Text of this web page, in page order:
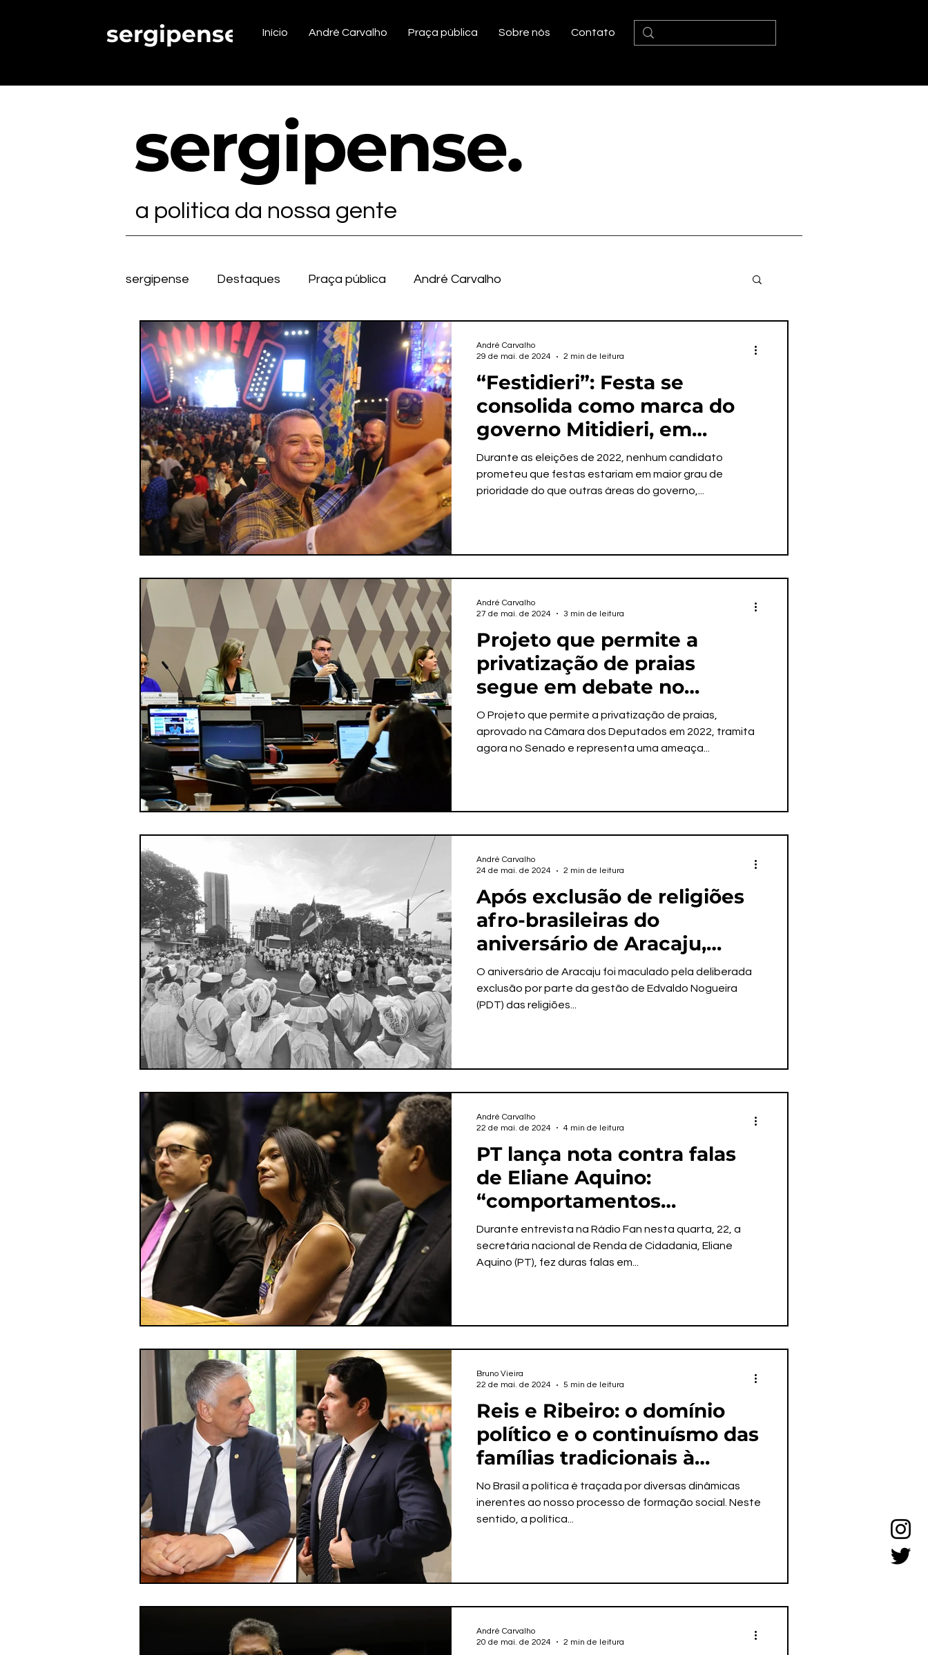
sergipense. Início André Carvalho Praça pública Sobre nós Contato
sergipense.
a politica da nossa gente
sergipense Destaques Praça pública André Carvalho
“Festidieri”: Festa se
consolida como marca do
governo Mitidieri, em
detrimento de educação e
saúde
Durante as eleições de 2022, nenhum candidato
prometeu que festas estariam em maior grau de
prioridade do que outras áreas do governo,...
André Carvalho
29 de mai. de 2024
2 min de leitura
Projeto que permite a
privatização de praias
segue em debate no
Senado Federal
O Projeto que permite a privatização de praias,
aprovado na Câmara dos Deputados em 2022, tramita
agora no Senado e representa uma ameaça...
André Carvalho
27 de mai. de 2024
3 min de leitura
Após exclusão de religiões
afro-brasileiras do
aniversário de Aracaju,
acordo garante celebração
do Dia Mundial da África
O aniversário de Aracaju foi maculado pela deliberada
exclusão por parte da gestão de Edvaldo Nogueira
(PDT) das religiões...
André Carvalho
24 de mai. de 2024
2 min de leitura
PT lança nota contra falas
de Eliane Aquino:
“comportamentos
individualistas e
monárquicos não são e
jamais serão próprios de
Durante entrevista na Rádio Fan nesta quarta, 22, a
secretária nacional de Renda de Cidadania, Eliane
Aquino (PT), fez duras falas em...
André Carvalho
22 de mai. de 2024
4 min de leitura
Reis e Ribeiro: o domínio
político e o continuísmo das
famílias tradicionais à
frente do poder municipal
de Lagarto
No Brasil a política é traçada por diversas dinâmicas
inerentes ao nosso processo de formação social. Neste
sentido, a política...
Bruno Vieira
22 de mai. de 2024
5 min de leitura
André Carvalho
20 de mai. de 2024
2 min de leitura